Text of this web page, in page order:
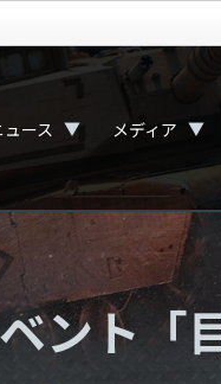
ュース ▼ メディア ▼
ベント